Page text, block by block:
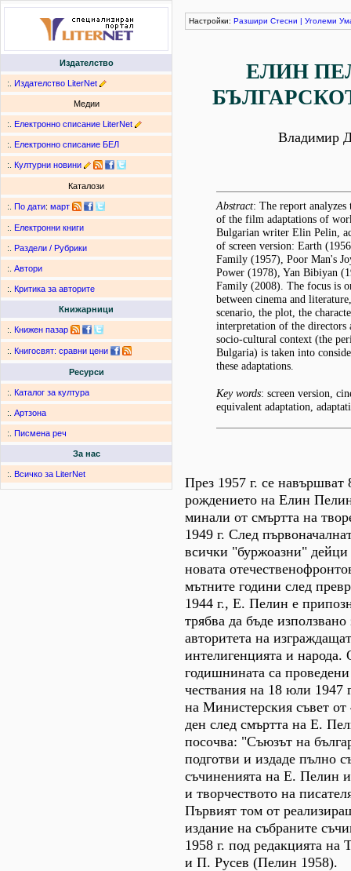
Издателство
:. Издателство LiterNet
Медии
:. Електронно списание LiterNet
:. Електронно списание БЕЛ
:. Културни новини
Каталози
:. По дати: март
:. Електронни книги
:. Раздели / Рубрики
:. Автори
:. Критика за авторите
Книжарници
:. Книжен пазар
:. Книгосвят: сравни цени
Ресурси
:. Каталог за култура
:. Артзона
:. Писмена реч
За нас
:. Всичко за LiterNet
Настройки: Разшири Стесни | Уголеми
ЕЛИН
Владимир
Abstract: The report analyzes
of the film adaptations of
Bulgarian writer Elin Pelin,
of screen version: Earth
Family (1957), Poor Man's
Power (1978), Yan Bibiyan
Family (2008). The focus is
between cinema and
scenario, the plot, the
interpretation of the directors
socio-cultural context (the
Bulgaria) is taken into
these adaptations.
Key words: screen version,
equivalent adaptation,
През 1957 г. се навършват
рождението на Елин
минали от смъртта на
1949 г. След
всички "буржоазни" дейци
новата
мътните години след
1944 г., Е. Пелин е
трябва да бъде използвано
авторитета на
интелигенцията и народа.
годишнината са
чествания на 18 юли 1947
на Министерския съвет от
ден след смъртта на Е.
посочва: "Съюзът на
подготви и издаде пълно
съчиненията на Е. Пелин
и творчеството на
Първият том от
издание на събраните
1958 г. под редакцията на
и П. Русев (Пелин 1958).